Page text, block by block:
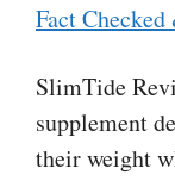
Fact
SlimTide
supplement
their weight